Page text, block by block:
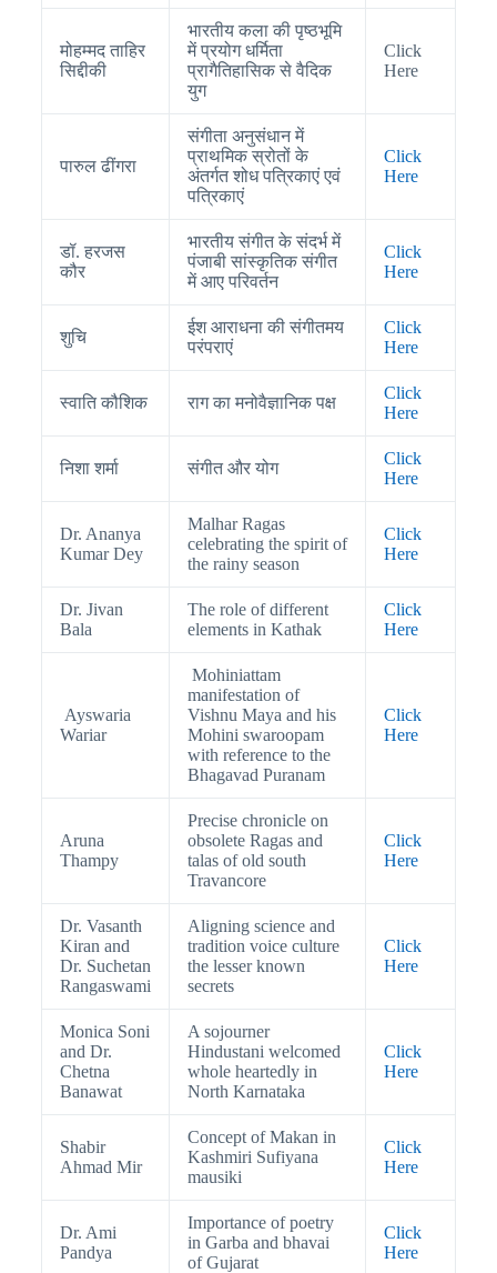
मोहम्मद ताहिर
सिद्दीकी
भारतीय कला की पृष्ठभूमि
में प्रयोग धर्मिता
प्रागैतिहासिक से वैदिक
युग
Click
Here
पारुल ढींगरा
संगीता अनुसंधान में
प्राथमिक स्रोतों के
अंतर्गत शोध पत्रिकाएं एवं
पत्रिकाएं
Click
Here
डॉ. हरजस
कौर
भारतीय संगीत के संदर्भ में
पंजाबी सांस्कृतिक संगीत
में आए परिवर्तन
Click
Here
शुचि
ईश आराधना की संगीतमय
परंपराएं
Click
Here
स्वाति कौशिक राग का मनोवैज्ञानिक पक्ष
Click
Here
निशा शर्मा संगीत और योग
Click
Here
Dr. Ananya
Kumar Dey
Malhar Ragas
celebrating the spirit of
the rainy season
Click
Here
Dr. Jivan
Bala
The role of different
elements in Kathak
Click
Here
Ayswaria
Wariar
Mohiniattam
manifestation of
Vishnu Maya and his
Mohini swaroopam
with reference to the
Bhagavad Puranam
Click
Here
Aruna
Thampy
Precise chronicle on
obsolete Ragas and
talas of old south
Travancore
Click
Here
Dr. Vasanth
Kiran and
Dr. Suchetan
Rangaswami
Aligning science and
tradition voice culture
the lesser known
secrets
Click
Here
Monica Soni
and Dr.
Chetna
Banawat
A sojourner
Hindustani welcomed
whole heartedly in
North Karnataka
Click
Here
Shabir
Ahmad Mir
Concept of Makan in
Kashmiri Sufiyana
mausiki
Click
Here
Dr. Ami
Pandya
Importance of poetry
in Garba and bhavai
of Gujarat
Click
Here